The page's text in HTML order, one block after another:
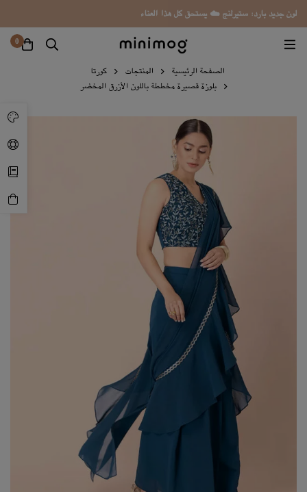
لون جديد بارد: ستيرلنج ☁️ يستحق كل هذا العناء
0
الصفحة الرئيسية المنتجات
كورتا
بلوزة قصيرة مخططة باللون الأزرق المخضر